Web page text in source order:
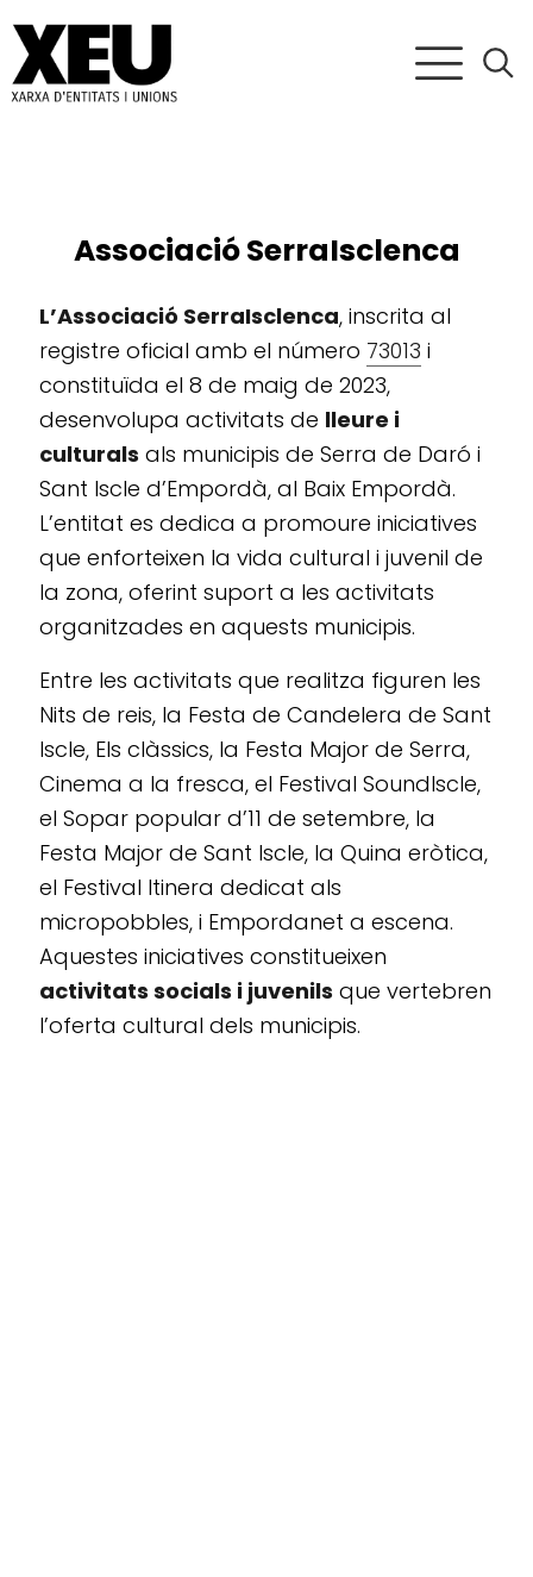
Associació SerraIsclenca
L’Associació SerraIsclenca, inscrita al
registre oficial amb el número 73013 i
constituïda el 8 de maig de 2023,
desenvolupa activitats de lleure i
culturals als municipis de Serra de Daró i
Sant Iscle d’Empordà, al Baix Empordà.
L’entitat es dedica a promoure iniciatives
que enforteixen la vida cultural i juvenil de
la zona, oferint suport a les activitats
organitzades en aquests municipis.
Entre les activitats que realitza figuren les
Nits de reis, la Festa de Candelera de Sant
Iscle, Els clàssics, la Festa Major de Serra,
Cinema a la fresca, el Festival SoundIscle,
el Sopar popular d’11 de setembre, la
Festa Major de Sant Iscle, la Quina eròtica,
el Festival Itinera dedicat als
micropobbles, i Empordanet a escena.
Aquestes iniciatives constitueixen
activitats socials i juvenils que vertebren
l’oferta cultural dels municipis.